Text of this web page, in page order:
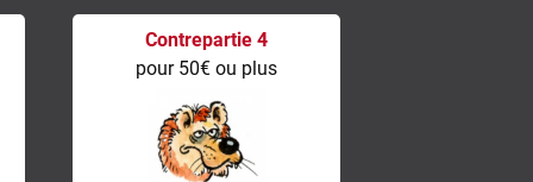
Contrepartie 4
pour 50€ ou plus